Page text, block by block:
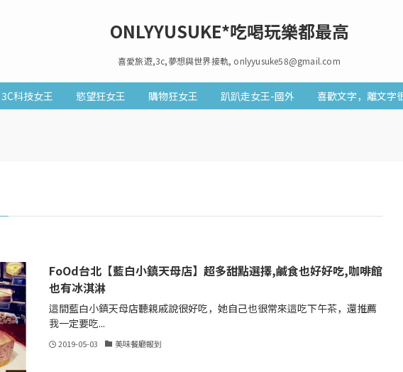
ONLYYUSUKE*吃喝玩樂都最高
喜愛旅遊,3c,夢想與世界接軌, onlyyusuke58@gmail.com
3C科技女王 慾望狂女王 購物狂女王 趴趴走女王-國外 喜歡文字，離文字
FoOd台北【藍白小鎮天母店】超多甜點選擇,鹹食也好好吃,咖啡館
也有冰淇淋
這間藍白小鎮天母店聽親戚說很好吃，她自己也很常來這吃下午茶，還推薦
我一定要吃...
2019-05-03 美味餐廳報到